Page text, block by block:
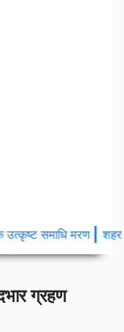
मरण|शहर में चोरों का
ग्रहण